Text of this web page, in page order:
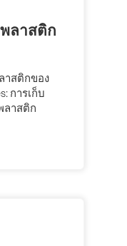
ลาสติก
าสติกของ
การเก็บ
ลาสติก